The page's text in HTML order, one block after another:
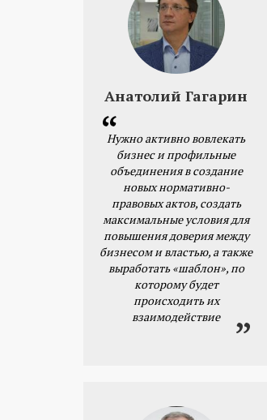
Анатолий Гагарин
Нужно активно вовлекать
бизнес и профильные
объединения в создание
новых нормативно-
правовых актов, создать
максимальные условия для
повышения доверия между
бизнесом и властью, а также
выработать «шаблон», по
которому будет
происходить их
взаимодействие